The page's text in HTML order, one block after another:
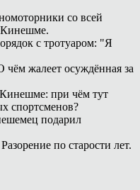
со всей
Кинешме.
с тротуаром: "Я
жалеет осуждённая за
при чём тут
спортсменов?
подарил
по старости лет.